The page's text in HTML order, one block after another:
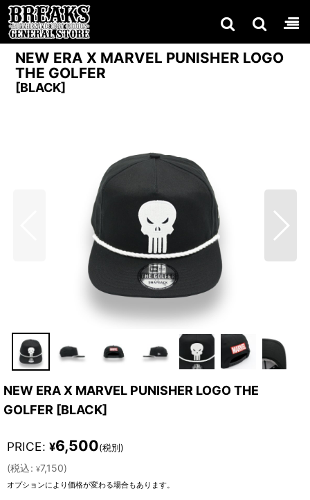
NEW ERA X MARVEL PUNISHER LOGO
THE GOLFER
[BLACK]
NEW ERA X MARVEL PUNISHER LOGO THE
GOLFER [BLACK]
PRICE: ¥6,500(税別)
(税込: ¥7,150)
オプションにより価格が変わる場合もあります。